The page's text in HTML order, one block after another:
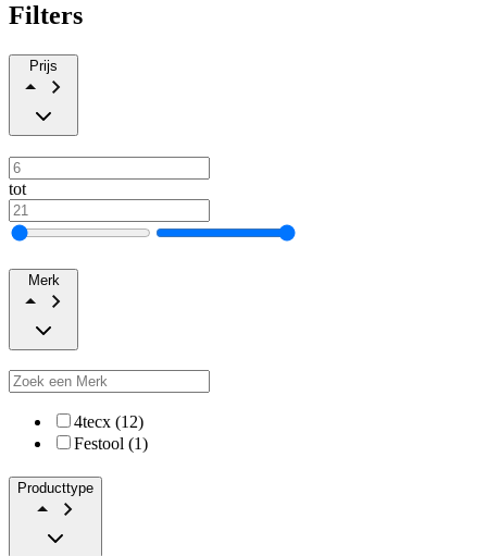
Filters
Prijs
tot
Merk
4tecx (12)
Festool (1)
Producttype